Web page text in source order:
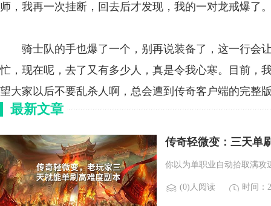
师，我再一次挂断，回去后才发现，我的一对龙戒爆了
骑士队的手也爆了一个，别再说装备了，这一行会
忙，现在呢，去了又有多少人，真是令我心寒。目前，
望大家以后不要乱杀人啊，总会遭到传奇客户端的完整
最新文章
传奇轻微变：三天单
你以为单职业自动拾取满攻
(0)人阅读 时间：